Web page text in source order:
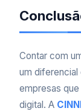
Contar com
um
empresas
digital. A